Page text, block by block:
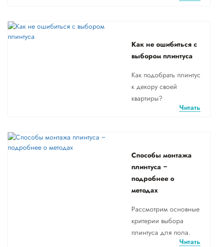
Как не ошибиться с
выбором плинтуса
Как подобрать плинтус
к декору своей
квартиры?
Читать
Способы монтажа
плинтуса –
подробнее о
методах
Рассмотрим основные
критерии выбора
плинтуса для пола.
Читать